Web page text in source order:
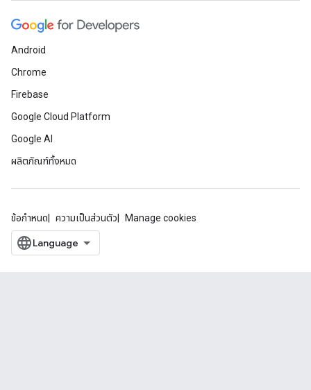
Android
Chrome
Firebase
Google Cloud Platform
Google AI
ผลิตภัณฑ์ทั้งหมด
ข้อกำหนด ความเป็นส่วนตัว Manage cookies